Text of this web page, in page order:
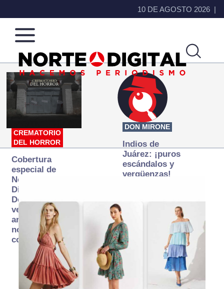
10 DE AGOSTO 2026
Norte
de
Ciudad
Más
que
noticias,
hacemos periodismo
CREMATORIO
DEL HORROR
Cobertura
especial de
Norte
Digital:
Donde la
verdad
arde… pero
no se
consume
DON MIRONE
Indios de
Juárez: ¡puros
escándalos y
vergüenzas!